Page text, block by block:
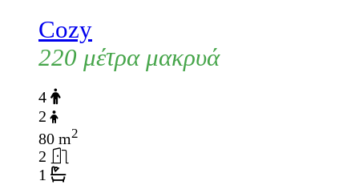
Cozy
220 μέτρα μακρυά
4
2
80 m2
2
1